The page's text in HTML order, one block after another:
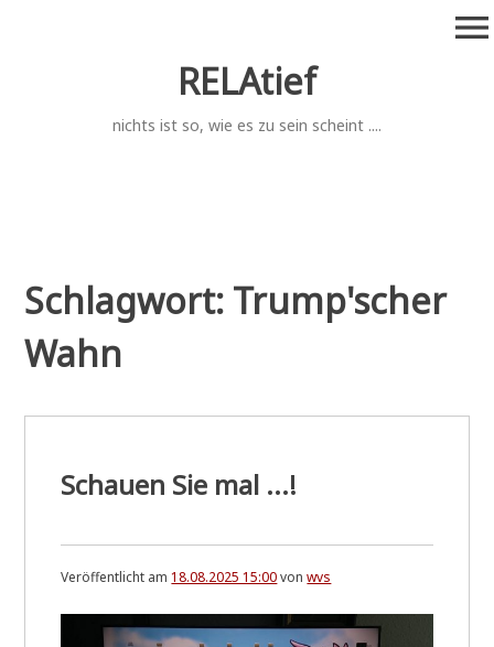
RELAtief
nichts ist so, wie es zu sein scheint ....
menu
Schlagwort: Trump'scher
Wahn
Schauen Sie mal ...!
Veröffentlicht am 18.08.2025 15:00vonwvs